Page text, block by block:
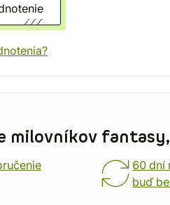
milovníkov
60 dní
buď